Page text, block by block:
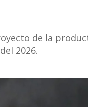
de la
2026.